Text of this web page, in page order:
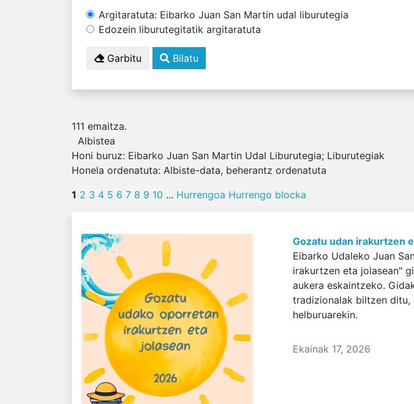
Argitaratuta: Eibarko Juan San Martin udal liburutegia
Edozein liburutegitatik argitaratuta
Garbitu Bilatu
111 emaitza.
Albistea
Honi buruz: Eibarko Juan San Martin Udal Liburutegia; Liburutegiak
Honela ordenatuta: Albiste-data, beherantz ordenatuta
1 2 3 4 5 6 7 8 9 10 ... Hurrengoa Hurrengo blocka
Gozatu udan irakurtzen
Eibarko Udaleko Juan
irakurtzen eta jolasean"
aukera eskaintzeko.
tradizionalak biltzen ditu,
helburuarekin.
Ekainak 17, 2026